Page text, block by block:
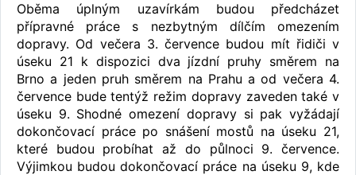
Oběma úplným uzavírkám budou předcházet
přípravné práce s nezbytným dílčím omezením
dopravy. Od večera 3. července budou mít řidiči v
úseku 21 k dispozici dva jízdní pruhy směrem na
Brno a jeden pruh směrem na Prahu a od večera 4.
července bude tentýž režim dopravy zaveden také v
úseku 9. Shodné omezení dopravy si pak vyžádají
dokončovací práce po snášení mostů na úseku 21,
které budou probíhat až do půlnoci 9. července.
Výjimkou budou dokončovací práce na úseku 9, kde